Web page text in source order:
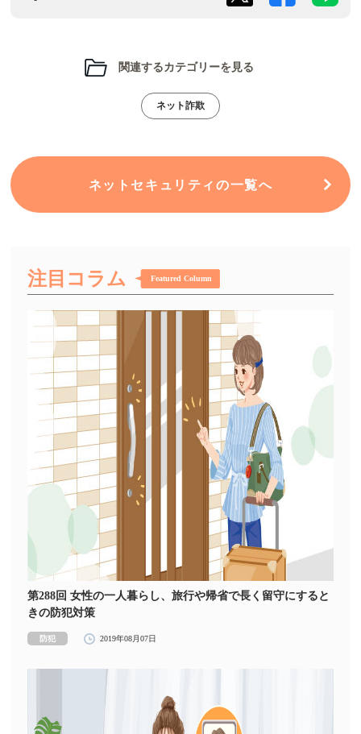
関連するカテゴリーを見る
ネット詐欺
ネットセキュリティの一覧へ
注目コラム Featured Column
第288回 女性の一人暮らし、旅行や帰省で長く留守にすると
きの防犯対策
防犯 2019年08月07日